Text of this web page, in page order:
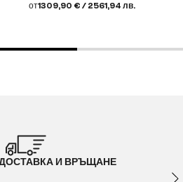
от1309,90 € / 2561,94 лв.
И ВРЪЩАНЕ